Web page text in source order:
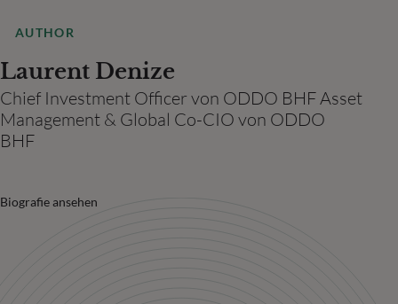
AUTHOR
Laurent Denize
Chief Investment Officer von ODDO BHF Asset
Management & Global Co-CIO von ODDO
BHF
Biografie ansehen